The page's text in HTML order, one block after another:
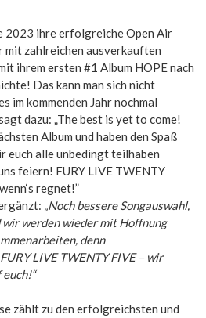
2023 ihre erfolgreiche Open Air
mit zahlreichen ausverkauften
ihrem ersten #1 Album HOPE nach
Das kann man sich nicht
im kommenden Jahr nochmal
dazu: „The best is yet to come!
Album und haben den Spaß
euch alle unbedingt teilhaben
feiern! FURY LIVE TWENTY
regnet!”
„Noch bessere Songauswahl,
werden wieder mit Hoffnung
denn
LIVE TWENTY FIVE– wir
euch!“
zählt zu den erfolgreichsten und